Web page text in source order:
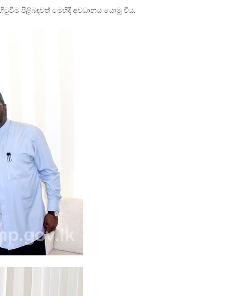
පිළිබඳවත් මෙහිදී අවධානය යොමු විය.